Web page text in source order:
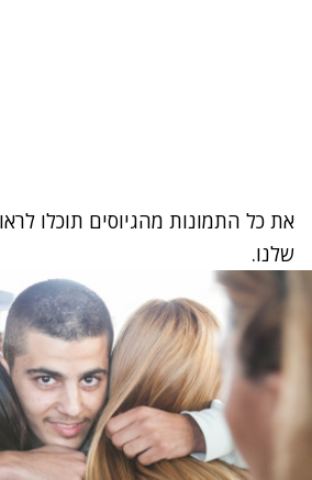
את כל התמונות מהגיוסים תוכלו
שלנו.